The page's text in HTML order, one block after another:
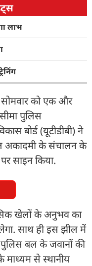
लाभ
को एक और
पुलिस
बोर्ड (यूटीडीबी) ने
अकादमी के संचालन के
साइन किया.
खेलों के अनुभव का
साथ ही इस झील में
बल के जवानों की
माध्यम से स्थानीय